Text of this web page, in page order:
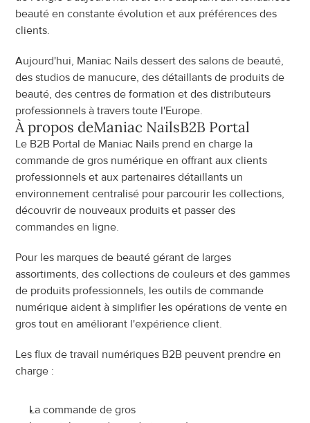
beauté en constante évolution et aux préférences des
clients.
Aujourd'hui, Maniac Nails dessert des salons de beauté,
des studios de manucure, des détaillants de produits de
beauté, des centres de formation et des distributeurs
professionnels à travers toute l'Europe.
À propos deManiac NailsB2B Portal
Le B2B Portal de Maniac Nails prend en charge la
commande de gros numérique en offrant aux clients
professionnels et aux partenaires détaillants un
environnement centralisé pour parcourir les collections,
découvrir de nouveaux produits et passer des
commandes en ligne.
Pour les marques de beauté gérant de larges
assortiments, des collections de couleurs et des gammes
de produits professionnels, les outils de commande
numérique aident à simplifier les opérations de vente en
gros tout en améliorant l'expérience client.
Les flux de travail numériques B2B peuvent prendre en
charge :
La commande de gros